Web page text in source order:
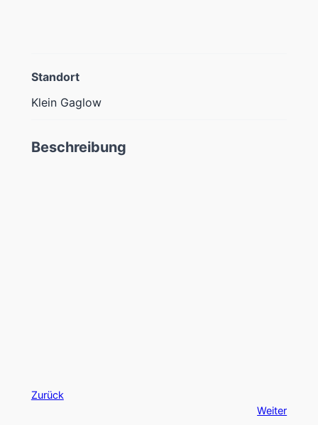
Standort
Klein Gaglow
Beschreibung
Zurück
Weiter